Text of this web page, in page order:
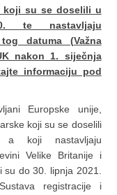
koji su se doselili u
te nastavljaju
datuma (Važna
nakon 1. siječnja
informaciju pod
Europske unije,
koji su se doselili
koji nastavljaju
Velike Britanije i
do 30. lipnja 2021.
registracije i